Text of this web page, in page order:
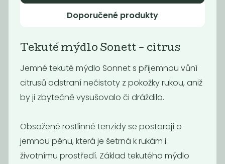
Momentálně
nedostupné
Tekutý šampón
Tierra Verde...
Hygienický gel
na ruce
Doporučené produkty
Tekuté mýdlo Sonett - citrus
Jemné tekuté mýdlo Sonnet s příjemnou vůní
citrusů odstraní nečistoty z pokožky rukou, aniž
by ji zbytečně vysušovalo či dráždilo.
Obsažené rostlinné tenzidy se postarají o
jemnou pěnu, která je šetrná k rukám i
životnímu prostředí. Základ tekutého mýdlo